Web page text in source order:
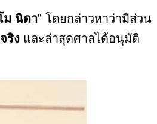
ม นิดา” โดยกล่าวหาว่ามีส่วน
ริง และล่าสุดศาลได้อนุมัติ